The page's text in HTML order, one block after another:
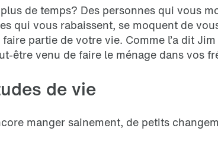
de temps? Des personnes qui vous
qui vous rabaissent, se moquent de
partie de votre vie. Comme l’a dit
être venu de faire le ménage dans vos
de vie
manger sainement, de petits